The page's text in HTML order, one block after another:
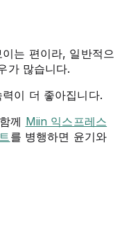
는 편이라, 일반적으
가 많습니다.
이 더 좋아집니다.
께 Miin 익스프레스
를 병행하면 윤기와